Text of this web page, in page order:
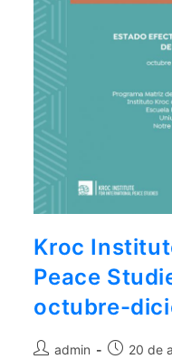
Kroc
Peace
octubre-
admin
20 de